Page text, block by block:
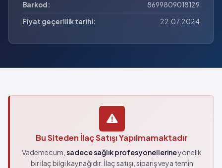
Barkod:
8699809018129
Fiyat geçerlilik tarihi:
22.07.2024
Bu Siteden İlaç Satışı Yapılmamaktadır
Vademecum, sadece sağlık profesyonellerineyönelik
bir ilaç bilgi kaynağıdır. İlaç satışı, sipariş veya temin